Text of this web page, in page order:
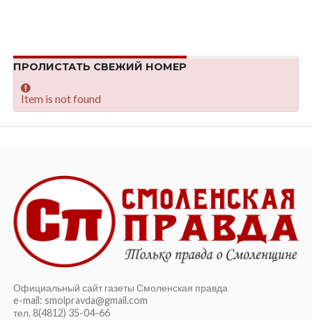
ПРОЛИСТАТЬ СВЕЖИЙ НОМЕР
Item is not found
Официальный сайт газеты Смоленская правда
e-mail: smolpravda@gmail.com
тел. 8(4812) 35-04-66